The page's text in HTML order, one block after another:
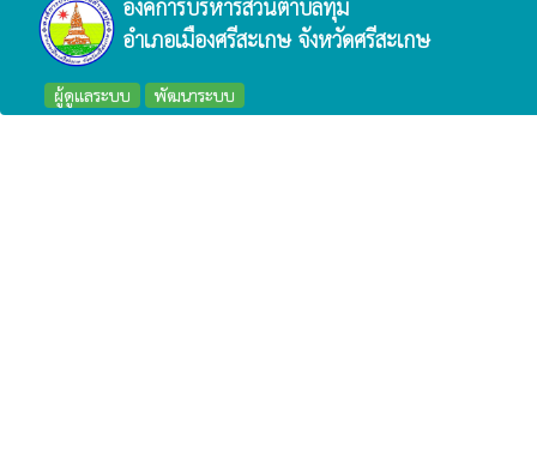
องค์การบริหารส่วนตำบลทุ่ม
อำเภอเมืองศรีสะเกษ จังหวัดศรีสะเกษ
ผู้ดูแลระบบ พัฒนาระบบ